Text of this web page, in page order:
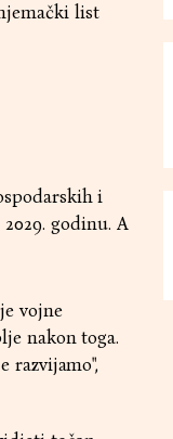
list
i
godinu. A
vojne
nakon toga.
razvijamo",